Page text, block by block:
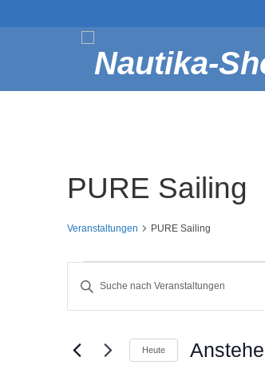
PURE Sailing
Veranstaltungen PURE Sailing
Veranstaltungen
Veranstaltungen
Suche
und
Bitte
Schlüsselwort
eingeben.
nach
Veranstaltungen
Heute